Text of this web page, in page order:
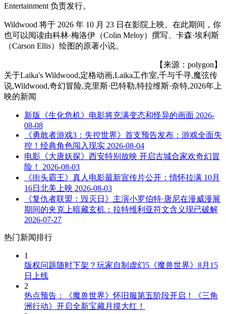
Entertainment 负责发行。
Wildwood 将于 2026 年 10 月 23 日在影院上映。在此期间，你
也可以阅读由科林·梅洛伊（Colin Meloy）撰写、卡森·埃利斯
（Carson Ellis）绘图的原著小说。
【来源：polygon】
关于Laika's Wildwood,定格动画,Laika工作室,千与千寻,魔弦传
说,Wildwood,奇幻冒险,克里斯·巴特勒,特拉维斯·奈特,2026年上
映的新闻
新版《生化危机》电影将充满变态和怪异的画面 2026-
08-08
《勇敢者游戏3：失控世界》首支预告发布：游戏全面失
控！经典角色闯入现实 2026-08-04
电影《大唐妖探》西安特别放映 开启古城合家欢奇幻冒
险！
2026-08-03
《街头霸王》真人电影最新宣传片公开：情怀拉满 10月
16日北美上映 2026-08-03
《复仇者联盟：毁灭日》主演小罗伯特·唐尼在漫威漫展
期间的夹克上暗藏玄机：拉特维利亚符文含义现已破解
2026-07-27
热门新闻排行
1
版权问题随时下架？玩家自制虚幻5《魔兽世界》8月15
日上线
2
热点预告：《魔兽世界》怀旧服第五阶段开启！《三角
洲行动》开启全新宝藏月摸大红！